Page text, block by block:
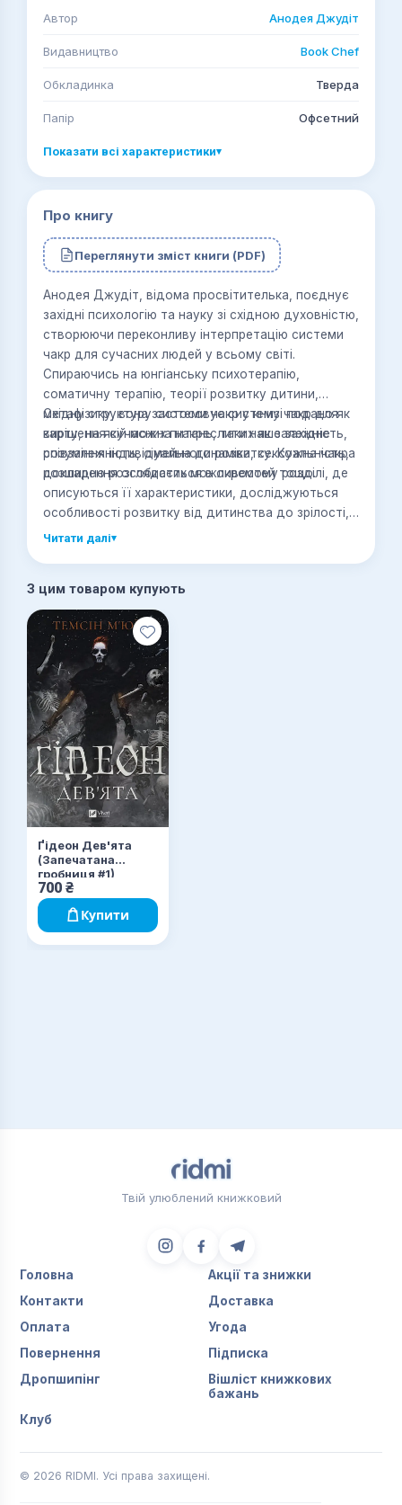
Автор Анодея Джудіт
Видавництво Book Chef
Обкладинка Тверда
Папір Офсетний
Показати всі характеристики▾
Про книгу
Переглянути зміст книги (PDF)
Анодея Джудіт, відома просвітителька, поєднує
західні психологію та науку зі східною духовністю,
створюючи переконливу інтерпретацію системи
чакр для сучасних людей у всьому світі.
Спираючись на юнгіанську психотерапію,
соматичну терапію, теорії розвитку дитини,
метафізику, вона застосовує систему чакр для
вирішення сучасних питань, таких як залежність,
співзалежність, сімейна динаміка, сексуальність,
розширення особистих можливостей тощо.
Східну структуру системи чакр у книзі подано як
карту, на якій можна накреслити наше західне
розуміння індивідуального розвитку. Кожна чакра
докладно розглядається в окремому розділі, де
описуються її характеристики, досліджуються
особливості розвитку від дитинства до зрілості,
розглядається вплив травм і життєвого досвіду,
Читати далі▾
З цим товаром купують
Ґідеон Дев'ята
(Запечатана
гробниця #1)
700 ₴
Купити
Твій улюблений книжковий
Головна
Акції та знижки
Контакти
Доставка
Оплата
Угода
Повернення
Підписка
Дропшипінг
Вішліст книжкових
бажань
Клуб
© 2026 RIDMI. Усі права захищені.